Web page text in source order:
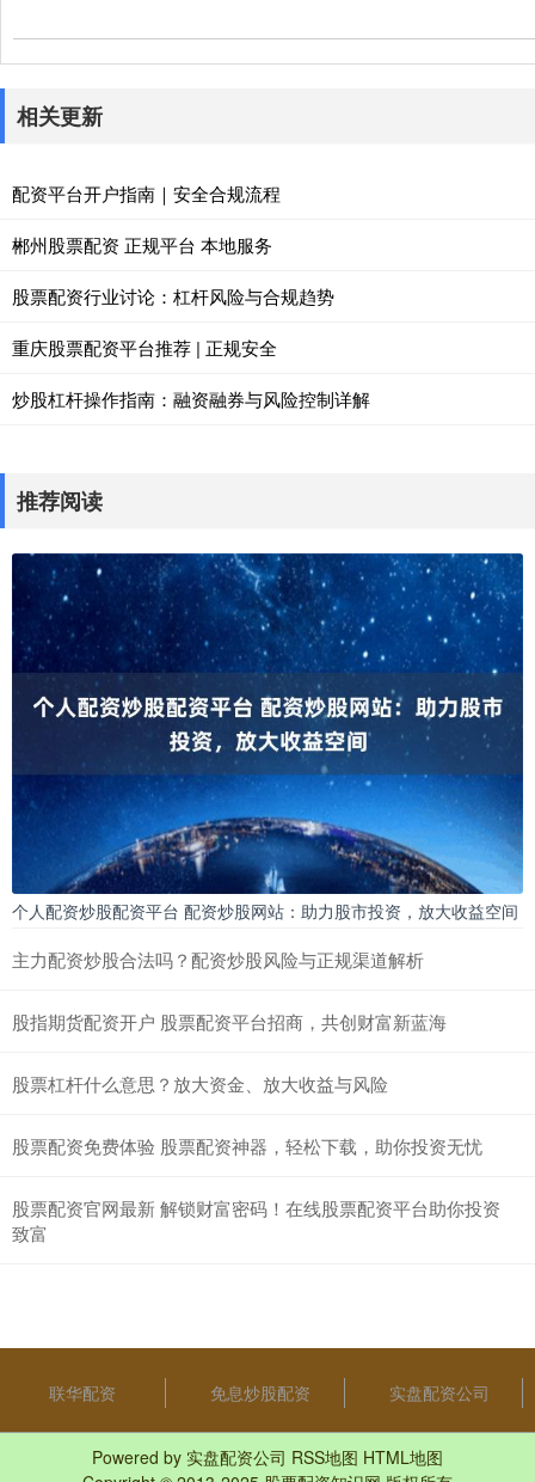
相关更新
配资平台开户指南｜安全合规流程
郴州股票配资 正规平台 本地服务
股票配资行业讨论：杠杆风险与合规趋势
重庆股票配资平台推荐 | 正规安全
炒股杠杆操作指南：融资融券与风险控制详解
推荐阅读
个人配资炒股配资平台 配资炒股网站：助力股市投资，放大收益空间
主力配资炒股合法吗？配资炒股风险与正规渠道解析
股指期货配资开户 股票配资平台招商，共创财富新蓝海
股票杠杆什么意思？放大资金、放大收益与风险
股票配资免费体验 股票配资神器，轻松下载，助你投资无忧
股票配资官网最新 解锁财富密码！在线股票配资平台助你投资
致富
联华配资 免息炒股配资 实盘配资公司
Powered by 实盘配资公司 RSS地图 HTML地图